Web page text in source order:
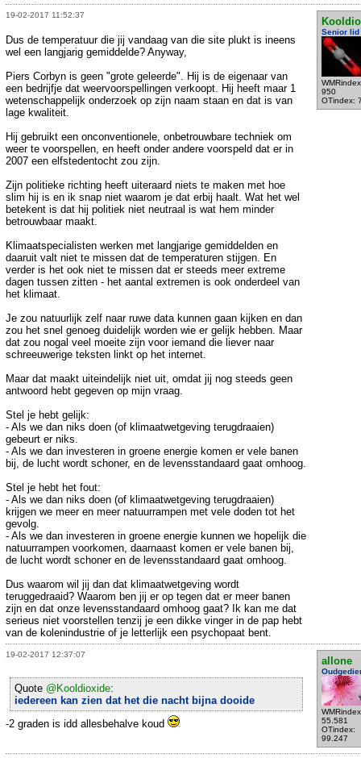
19-02-2017 11:52:37
Senior lid
950
OTindex:
Dus de temperatuur die jij vandaag van die site plukt is ineens
wel een langjarig gemiddelde? Anyway,
Piers Corbyn is geen "grote geleerde". Hij is de eigenaar van
een bedrijfje dat weervoorspellingen verkoopt. Hij heeft maar 1
wetenschappelijk onderzoek op zijn naam staan en dat is van
lage kwaliteit.
Hij gebruikt een onconventionele, onbetrouwbare techniek om
weer te voorspellen, en heeft onder andere voorspeld dat er in
2007 een elfstedentocht zou zijn.
Zijn politieke richting heeft uiteraard niets te maken met hoe
slim hij is en ik snap niet waarom je dat erbij haalt. Wat het wel
betekent is dat hij politiek niet neutraal is wat hem minder
betrouwbaar maakt.
Klimaatspecialisten werken met langjarige gemiddelden en
daaruit valt niet te missen dat de temperaturen stijgen. En
verder is het ook niet te missen dat er steeds meer extreme
dagen tussen zitten - het aantal extremen is ook onderdeel van
het klimaat.
Je zou natuurlijk zelf naar ruwe data kunnen gaan kijken en dan
zou het snel genoeg duidelijk worden wie er gelijk hebben. Maar
dat zou nogal veel moeite zijn voor iemand die liever naar
schreeuwerige teksten linkt op het internet.
Maar dat maakt uiteindelijk niet uit, omdat jij nog steeds geen
antwoord hebt gegeven op mijn vraag.
Stel je hebt gelijk:
- Als we dan niks doen (of klimaatwetgeving terugdraaien)
gebeurt er niks.
- Als we dan investeren in groene energie komen er vele banen
bij, de lucht wordt schoner, en de levensstandaard gaat omhoog.
Stel je hebt het fout:
- Als we dan niks doen (of klimaatwetgeving terugdraaien)
krijgen we meer en meer natuurrampen met vele doden tot het
gevolg.
- Als we dan investeren in groene energie kunnen we hopelijk die
natuurrampen voorkomen, daarnaast komen er vele banen bij,
de lucht wordt schoner en de levensstandaard gaat omhoog.
Dus waarom wil jij dan dat klimaatwetgeving wordt
teruggedraaid? Waarom ben jij er op tegen dat er meer banen
zijn en dat onze levensstandaard omhoog gaat? Ik kan me dat
serieus niet voorstellen tenzij je een dikke vinger in de pap hebt
van de kolenindustrie of je letterlijk een psychopaat bent.
19-02-2017 12:37:07
allone
55.581
OTindex:
99.247
Quote @Kooldioxide:
iedereen kan zien dat het die nacht bijna dooide
-2 graden is idd allesbehalve koud